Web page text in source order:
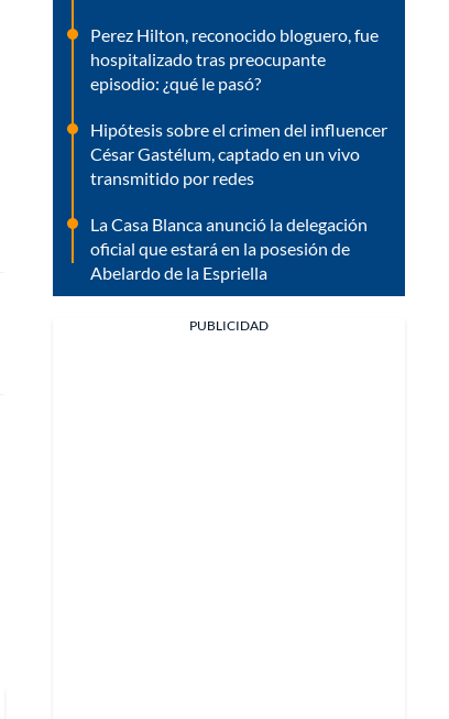
Perez Hilton, reconocido bloguero, fue
hospitalizado tras preocupante
episodio: ¿qué le pasó?
Hipótesis sobre el crimen del influencer
César Gastélum, captado en un vivo
transmitido por redes
La Casa Blanca anunció la delegación
oficial que estará en la posesión de
Abelardo de la Espriella
PUBLICIDAD